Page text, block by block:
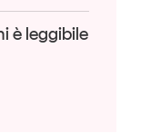
è leggibile